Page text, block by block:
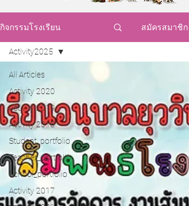
กิจกรรมโรงเรียน สมัครสมาชิก
All Articles
Activity 2020
Activity 2019
Activity 2018
Student_portfolio
Teacher_portfolio
School_portfolio
Activity 2017
Activity2025